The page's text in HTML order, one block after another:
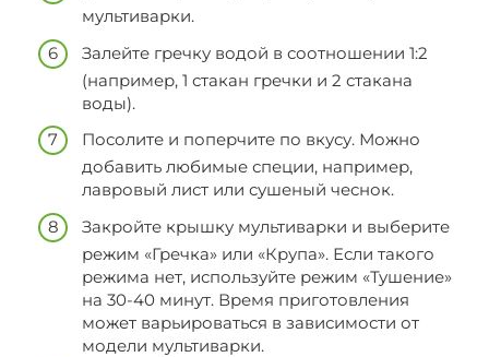
мультиварки.
Залейте гречку водой в соотношении 1:2
(например, 1 стакан гречки и 2 стакана
воды).
Посолите и поперчите по вкусу. Можно
добавить любимые специи, например,
лавровый лист или сушеный чеснок.
Закройте крышку мультиварки и выберите
режим «Гречка» или «Крупа». Если такого
режима нет, используйте режим «Тушение»
на 30-40 минут. Время приготовления
может варьироваться в зависимости от
модели мультиварки.